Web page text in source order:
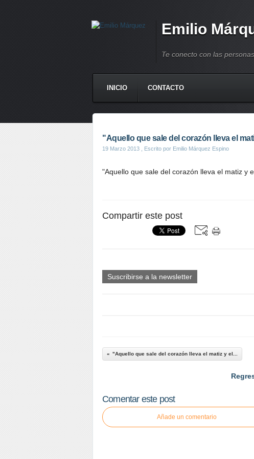
Emilio
Te conecto con las
INICIO CONTACTO
"Aquello que sale del corazón lleva el
19 Marzo 2013 , Escrito por Emilio Márquez Espino
"Aquello que sale del corazón lleva el matiz y
Compartir este post
Suscribirse a la newsletter
"Aquello que sale del corazón lleva el matiz y el...
Comentar este post
Añade un comentario